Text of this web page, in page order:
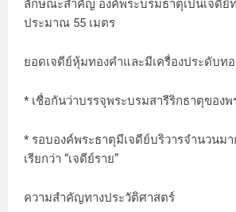
ลักษณะสำคัญ องค์พระบรมธาตุเป็นเจดีย์ท
ประมาณ 55 เมตร
ยอดเจดีย์หุ้มทองคำและมีเครื่องประดับท
* เชื่อกันว่าบรรจุพระบรมสารีริกธาตุของพ
* รอบองค์พระธาตุมีเจดีย์บริวารจำนวนมา
เรียกว่า “เจดีย์ราย”
ความสำคัญทางประวัติศาสตร์